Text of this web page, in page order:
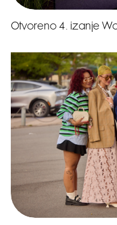
Otvoreno 4. izanje